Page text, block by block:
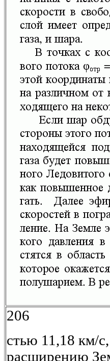
206
стью 11,18 км/
расширению